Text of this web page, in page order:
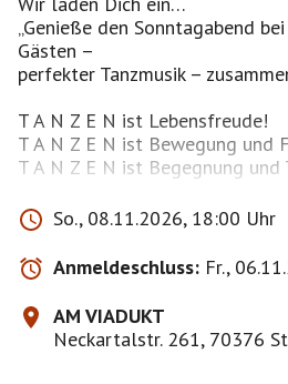
„Genieße den Sonntagabend
Gästen –
perfekter Tanzmusik –
T A N Z E N ist Lebensfreude!
T A N Z E N ist Bewegung und
T A N Z E N ist Begegnung und
Wir bieten Tanzen was gefällt,
(Mixed Musik, Discofox,
Freestyle u. v. m.), einer großen
unbeschwerte Stimmung
Tanzen … – bei bester
das alles sind wir!
So., 08.11.2026, 18:00 Uhr
Anmeldeschluss: Fr.,
AM VIADUKT
Neckartalstr. 261, 70376